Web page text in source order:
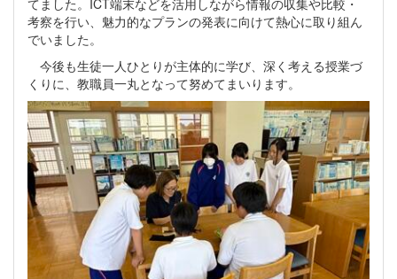
てました。ICT端末などを活用しながら情報の収集や比較・
考察を行い、魅力的なプランの発表に向けて熱心に取り組ん
でいました。
今後も生徒一人ひとりが主体的に学び、深く考える授業づ
くりに、教職員一丸となって努めてまいります。